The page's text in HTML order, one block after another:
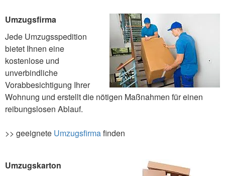
Umzugsfirma
Jede Umzugsspedition
bietet Ihnen eine
kostenlose und
unverbindliche
Vorabbesichtigung Ihrer
Wohnung und erstellt die nötigen Maßnahmen für einen
reibungslosen Ablauf.
>> geeignete Umzugsfirmafinden
Umzugskarton